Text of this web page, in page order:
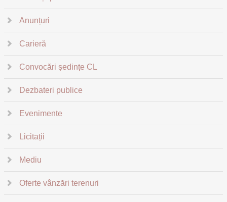
Anunțuri
Carieră
Convocări ședințe CL
Dezbateri publice
Evenimente
Licitații
Mediu
Oferte vânzări terenuri